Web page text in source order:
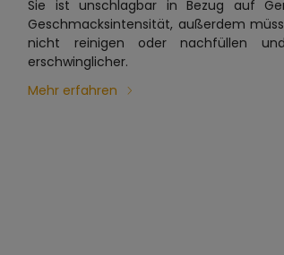
Sie ist unschlagbar in Bezug auf
Geschmacksintensität, außerdem
nicht reinigen oder nachfüllen
erschwinglicher.
Mehr erfahren